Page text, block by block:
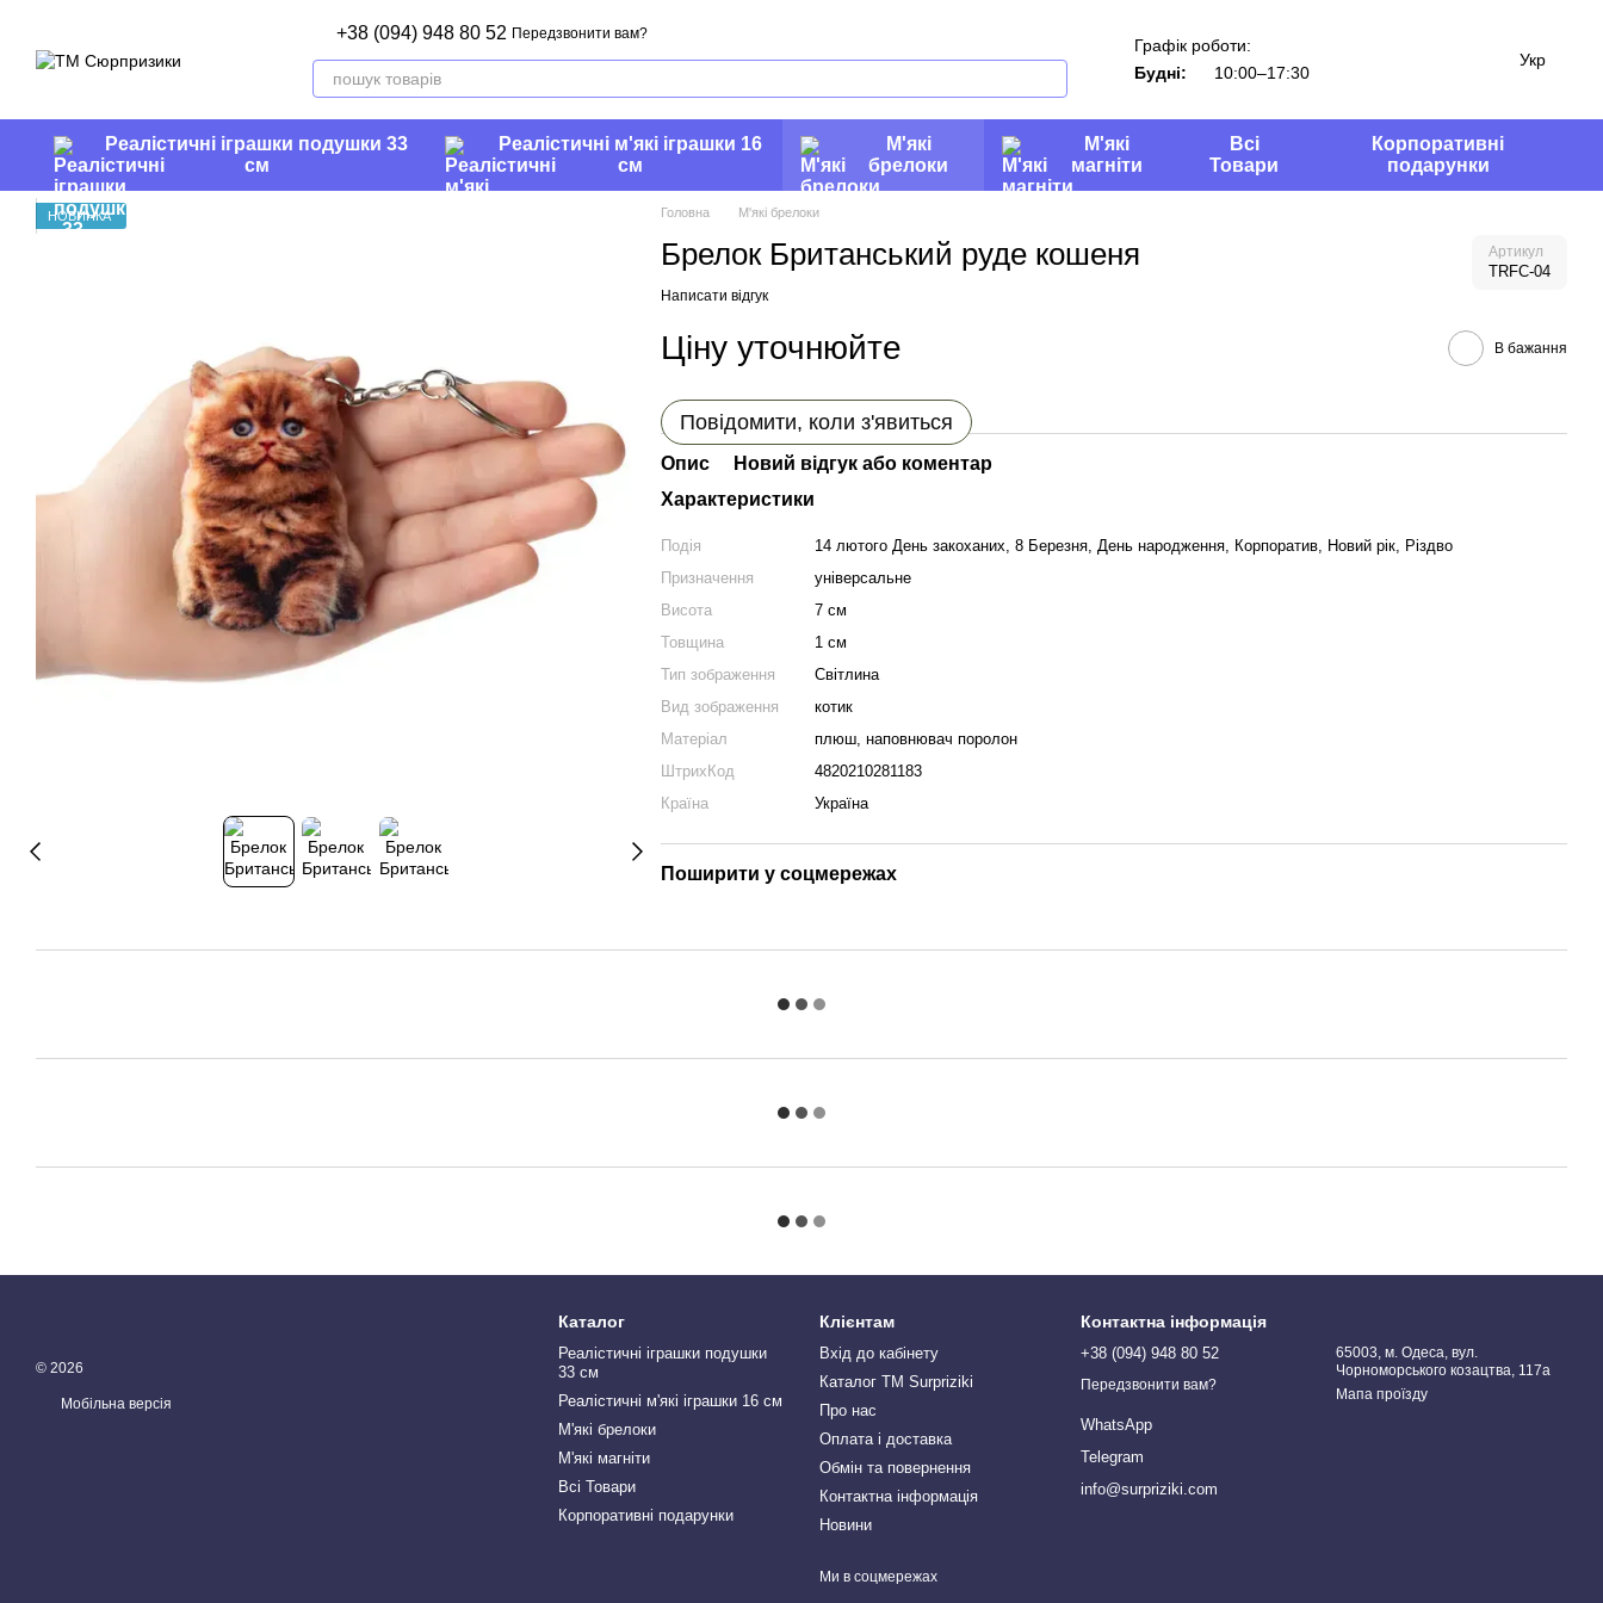
+38 (094) 948 80 52 Передзвонити вам?
Графік роботи:
Будні:
10:00–17:30
Укр
Реалістичні іграшки подушки 33
см
Реалістичні м'які іграшки 16
см
М'які
брелоки
М'які
магніти
Всі
Товари
Корпоративні
подарунки
НОВИНКА Головна М'які брелоки
Брелок Британський руде кошеня Артикул
TRFC-04
Написати відгук
Ціну уточнюйте В бажання
Повідомити, коли з'явиться
Опис
Новий відгук або коментар
Характеристики
Подія
14 лютого День закоханих, 8 Березня, День народження, Корпоратив, Новий рік, Різдво
Призначення
універсальне
Висота
7 см
Товщина
1 см
Тип зображення
Світлина
Вид зображення
котик
Матеріал
плюш, наповнювач поролон
ШтрихКод
4820210281183
Країна
Україна
Поширити у соцмережах
© 2026
Мобільна версія
Каталог
Реалістичні іграшки подушки
33 см
Реалістичні м'які іграшки 16 см
М'які брелоки
М'які магніти
Всі Товари
Корпоративні подарунки
Клієнтам
Вхід до кабінету
Каталог ТМ Surpriziki
Про нас
Оплата і доставка
Обмін та повернення
Контактна інформація
Новини
Ми в соцмережах
Контактна інформація
+38 (094) 948 80 52
Передзвонити вам?
WhatsApp
Telegram
info@surpriziki.com
65003, м. Одеса, вул.
Чорноморського козацтва, 117а
Мапа проїзду